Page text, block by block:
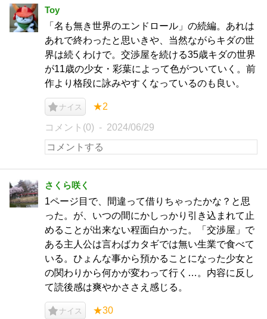
Toy
「名も無き世界のエンドロール」の続編。あれは
あれで終わったと思いきや、当然ながらキダの世
界は続くわけで。交渉屋を続ける35歳キダの世界
が11歳の少女・彩葉によって色がついていく。前
作より格段に詠みやすくなっているのも良い。
ナイス ★2
コメント(0) 2024/06/29
さくら咲く
1ページ目で、間違って借りちゃったかな？と思
った。が、いつの間にかしっかり引き込まれて止
めることが出来ない程面白かった。「交渉屋」で
ある主人公は言わばカタギでは無い生業で食べて
いる。ひょんな事から預かることになった少女と
の関わりから何かが変わって行く…。内容に反し
て読後感は爽やかささえ感じる。
ナイス ★30